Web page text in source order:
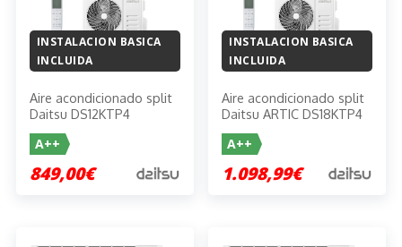
INSTALACION BASICA
INCLUIDA
Aire acondicionado split
Daitsu DS12KTP4
A++
849,00€
INSTALACION BASICA
INCLUIDA
Aire acondicionado split
Daitsu ARTIC DS18KTP4
A++
1.098,99€